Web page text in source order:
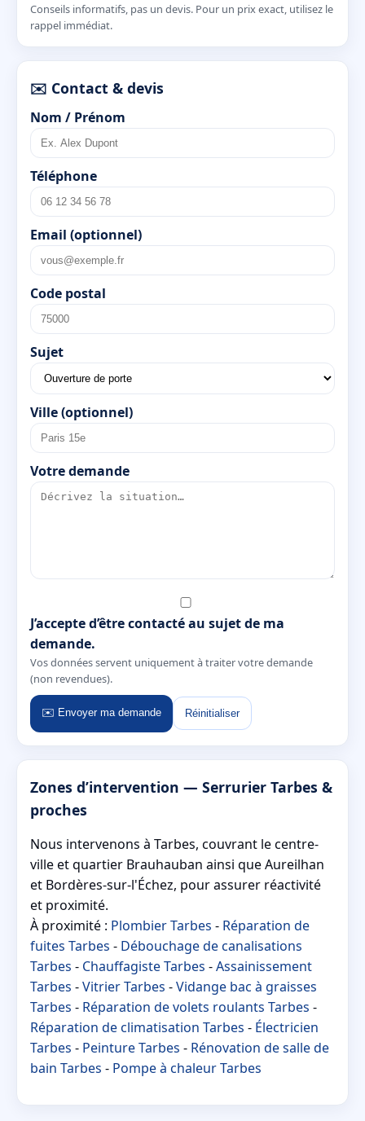
Conseils informatifs, pas un devis. Pour un prix exact, utilisez le
rappel immédiat.
✉️ Contact & devis
Nom / Prénom
Téléphone
Email (optionnel)
Code postal
Sujet
Ville (optionnel)
Votre demande
J’accepte d’être contacté au sujet de ma
demande.
Vos données servent uniquement à traiter votre demande
(non revendues).
✉️ Envoyer ma demande Réinitialiser
Zones d’intervention — Serrurier Tarbes &
proches
Nous intervenons à Tarbes, couvrant le centre-
ville et quartier Brauhauban ainsi que Aureilhan
et Bordères-sur-l'Échez, pour assurer réactivité
et proximité.
À proximité : Plombier Tarbes - Réparation de
fuites Tarbes - Débouchage de canalisations
Tarbes - Chauffagiste Tarbes -Assainissement
Tarbes -Vitrier Tarbes -Vidange bac à graisses
Tarbes - Réparation de volets roulants Tarbes -
Réparation de climatisation Tarbes - Électricien
Tarbes - Peinture Tarbes - Rénovation de salle de
bain Tarbes - Pompe à chaleur Tarbes